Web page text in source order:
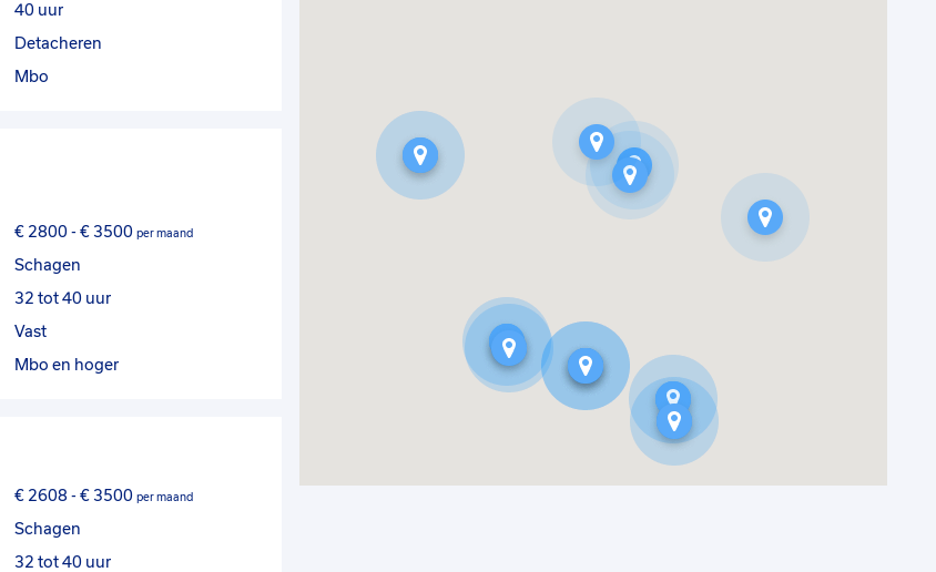
40 uur
Detacheren
Mbo
€ 2800- € 3500 per maand
Schagen
32 tot 40 uur
Vast
Mbo en hoger
€ 2608 - € 3500 per maand
Schagen
32 tot 40 uur